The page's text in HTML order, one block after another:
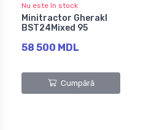
Nu este în stock
Minitractor Gherakl
BST24Mixed 95
58 500 MDL
Cumpără